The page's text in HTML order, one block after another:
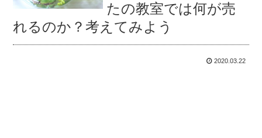
たの教室では何が売
れるのか？考えてみよう
2020.03.22